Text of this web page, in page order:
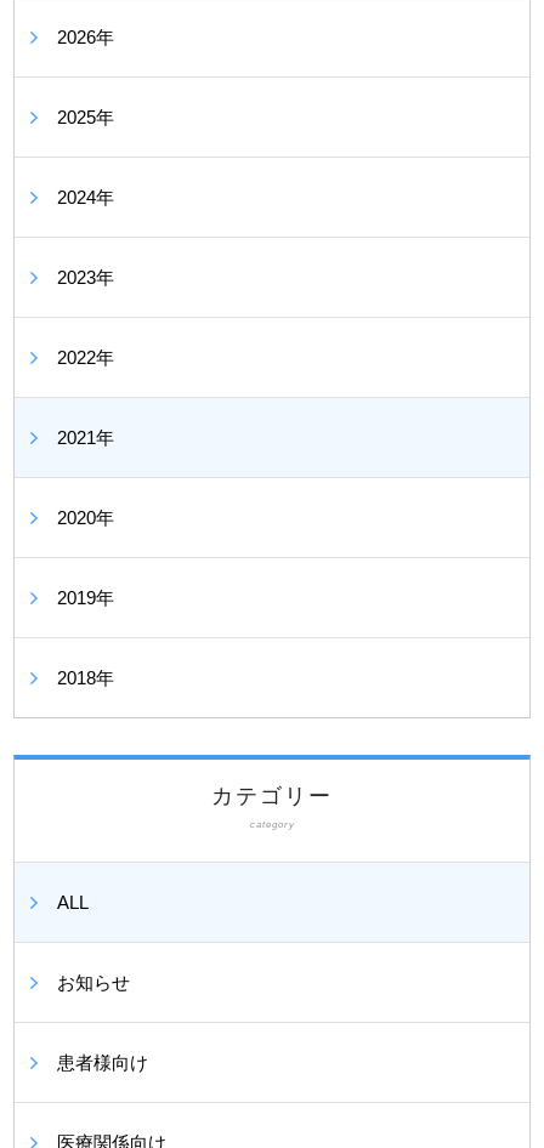
2026年
2025年
2024年
2023年
2022年
2021年
2020年
2019年
2018年
カテゴリー
category
ALL
お知らせ
患者様向け
医療関係向け